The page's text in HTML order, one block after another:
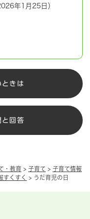
・教育 > 子育て > 子育て情報
すくすく > うだ育児の日
年1月25日）
ときは
と回答